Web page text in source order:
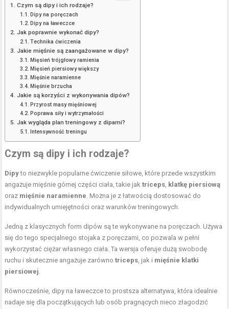
Czym są dipy i ich rodzaje?
Dipy na poręczach
Dipy na ławeczce
Jak poprawnie wykonać dipy?
Technika ćwiczenia
Jakie mięśnie są zaangażowane w dipy?
Mięsień trójgłowy ramienia
Mięsień piersiowy większy
Mięśnie naramienne
Mięśnie brzucha
Jakie są korzyści z wykonywania dipów?
Przyrost masy mięśniowej
Poprawa siły i wytrzymałości
Jak wygląda plan treningowy z dipami?
Intensywność treningu
Czym są dipy i ich rodzaje?
Dipyto niezwykle popularne ćwiczenie siłowe, które przede wszystkim
angażuje mięśnie górnej części ciała, takie jaktriceps, klatkę piersiową
oraz mięśnie naramienne. Można je z łatwością dostosować do
indywidualnych umiejętności oraz warunków treningowych.
Jedną z klasycznych form dipów są te wykonywane na poręczach. Używa
się do tego specjalnego stojaka z poręczami, co pozwala w pełni
wykorzystać ciężar własnego ciała. Ta wersja oferuje dużą swobodę
ruchu i skutecznie angażuje zarównotriceps, jak i mięśnie klatki
piersiowej.
Równocześnie, dipy na ławeczce to prostsza alternatywa, która idealnie
nadaje się dla początkujących lub osób pragnących nieco złagodzić